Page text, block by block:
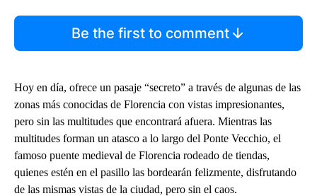
Be the first to comment
Hoy en día, ofrece un pasaje “secreto” a través de algunas de las
zonas más conocidas de Florencia con vistas impresionantes,
pero sin las multitudes que encontrará afuera. Mientras las
multitudes forman un atasco a lo largo del Ponte Vecchio, el
famoso puente medieval de Florencia rodeado de tiendas,
quienes estén en el pasillo las bordearán felizmente, disfrutando
de las mismas vistas de la ciudad, pero sin el caos.